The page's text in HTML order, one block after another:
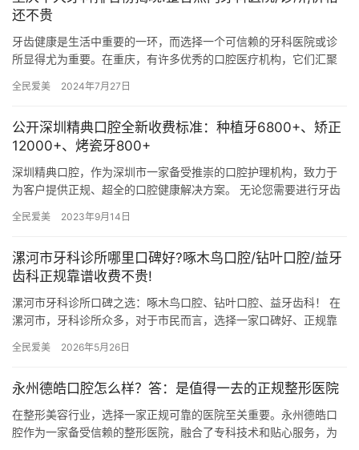
还不贵
牙齿健康是生活中重要的一环，而选择一个可信赖的牙科医院或诊
所显得尤为重要。在重庆，有许多优秀的口腔医疗机构，它们汇聚
文将为…
全民爱美 2024年7月27日
公开深圳精典口腔全新收费标准：种植牙6800+、矫正
12000+、烤瓷牙800+
深圳精典口腔，作为深圳市一家备受推崇的口腔护理机构，致力于
为客户提供正规、超全的口腔健康解决方案。 无论您需要进行牙齿
您提…
全民爱美 2023年9月14日
漯河市牙科诊所哪里口碑好?啄木鸟口腔/钻叶口腔/益牙
齿科正规靠谱收费不贵!
漯河市牙科诊所口碑之选：啄木鸟口腔、钻叶口腔、益牙齿科！ 在
漯河市，牙科诊所众多，对于市民而言，选择一家口碑好、正规靠
口腔…
全民爱美 2026年5月26日
永州德皓口腔怎么样？答：是值得一去的正规整形医院
在整形美容行业，选择一家正规可靠的医院至关重要。永州德皓口
腔作为一家备受信赖的整形医院，融合了专科技术和贴心服务，为